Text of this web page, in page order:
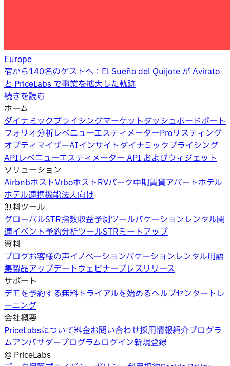
Europe
宿から140名のゲストへ：El Sueño del Quijote が Avirato
と PriceLabs で事業を拡大した軌跡
続きを読む
ホーム
ダイナミックプライシングマーケットダッシュボードポート
フォリオ分析レベニューエスティメーターProリスティング
オプティマイザーAIインサイトダイナミックプライシング
APIレベニューエスティメーター API およびウィジェット
ソリューション
AirbnbホストVrboホストRVパーク中期賃貸アパートホテル
ホテル連携機能法人向け
無料ツール
グローバルSTR指数収益予測ツールバケーションレンタル関
連イベント予約分析ツールSTRミートアップ
資料
ブログお客様の声イノベーションバケーションレンタル用語
集製品アップデートウェビナープレスリリース
サポート
デモを予約する無料トライアルを始めるヘルプセンタートレ
ーニング
会社概要
PriceLabsについて料金お問い合わせ採用情報紹介プログラ
ムアンバサダープログラムログイン新規登録
@ PriceLabs